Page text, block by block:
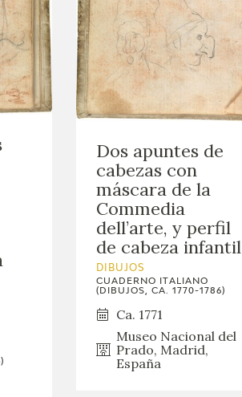
Dos apuntes de
cabezas con
máscara de la
Commedia
dell’arte, y perfil
de cabeza infantil
DIBUJOS
CUADERNO ITALIANO
(DIBUJOS, CA. 1770-1786)
Ca. 1771
Museo Nacional del
Prado, Madrid,
España